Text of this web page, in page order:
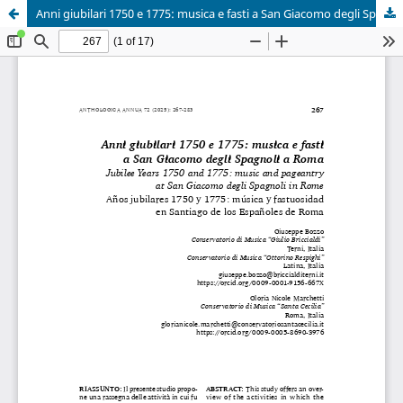
Anni giubilari 1750 e 1775: musica e fasti a San Giacomo degli Spagnoli a Roma